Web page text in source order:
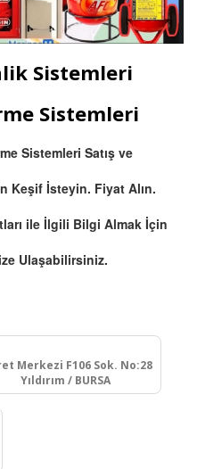
Sistemleri
Sistemleri
Sistemleri Satış ve
Keşif İsteyin. Fiyat Alın.
ile İlgili Bilgi Almak İçin
Ulaşabilirsiniz.
Merkezi F106 Sok. No:28